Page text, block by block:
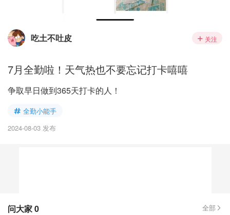
吃土不吐皮 关注
7月全勤啦！天气热也不要忘记打卡嘻嘻
争取早日做到365天打卡的人！
全勤小能手
2024-08-03 发布
问大家0 全部